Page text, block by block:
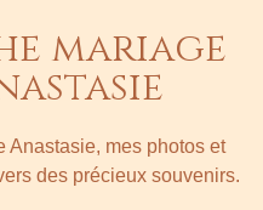
mariage
Anastasie, mes photos et
des précieux souvenirs.